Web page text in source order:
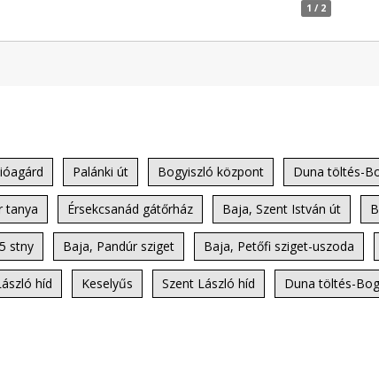
1 / 2
Palánki út Bogyiszló központ Duna töltés-
tanya Érsekcsanád gátőrház Baja, Szent István út
stny Baja, Pandúr sziget Baja, Petőfi sziget-uszoda
híd Keselyűs Szent László híd Duna töltés-